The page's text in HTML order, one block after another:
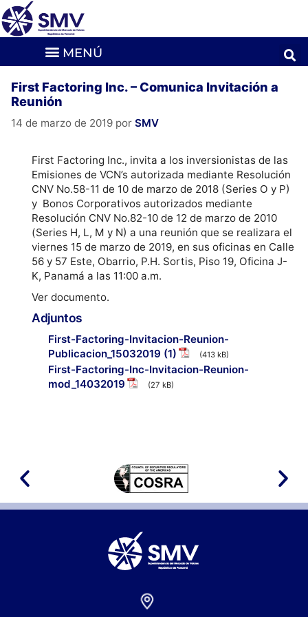
First Factoring Inc. – Comunica Invitación a
Reunión
14 de marzo de 2019 por SMV
First Factoring Inc., invita a los inversionistas de las
Emisiones de VCN’s autorizada mediante Resolución
CNV No.58-11 de 10 de marzo de 2018 (Series O y P)
y Bonos Corporativos autorizados mediante
Resolución CNV No.82-10 de 12 de marzo de 2010
(Series H, L, M y N) a una reunión que se realizara el
viernes 15 de marzo de 2019, en sus oficinas en Calle
56 y 57 Este, Obarrio, P.H. Sortis, Piso 19, Oficina J-
K, Panamá a las 11:00 a.m.
Ver documento.
Adjuntos
First-Factoring-Invitacion-Reunion-
Publicacion_15032019 (1)
(413 kB)
First-Factoring-Inc-Invitacion-Reunion-
mod_14032019
(27 kB)